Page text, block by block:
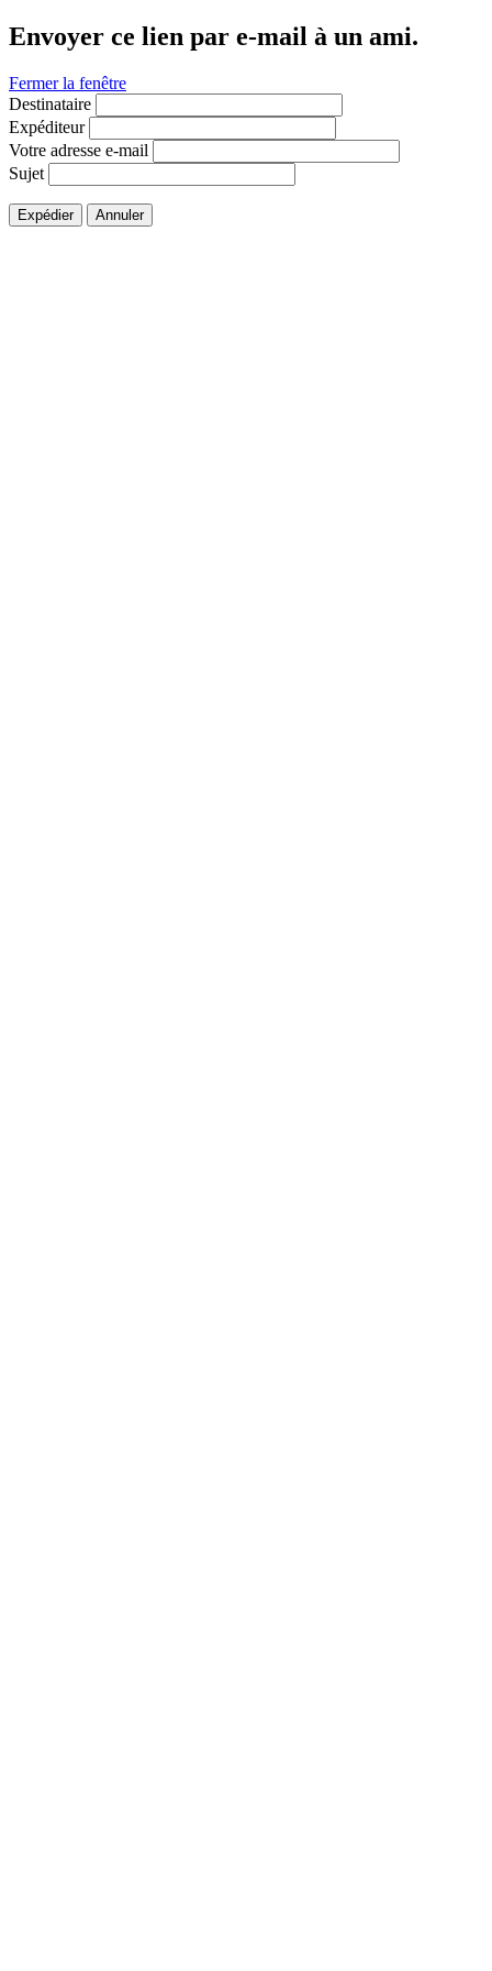
Envoyer ce lien par e-mail à un ami.
Fermer la fenêtre
Destinataire
Expéditeur
Votre adresse e-mail
Sujet
Expédier Annuler